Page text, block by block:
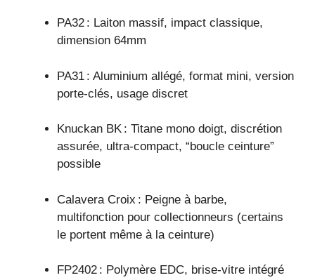
PA32 : Laiton massif, impact classique,
dimension 64mm
PA31 : Aluminium allégé, format mini, version
porte-clés, usage discret
Knuckan BK : Titane mono doigt, discrétion
assurée, ultra-compact, “boucle ceinture”
possible
Calavera Croix : Peigne à barbe,
multifonction pour collectionneurs (certains
le portent même à la ceinture)
FP2402 : Polymère EDC, brise-vitre intégré